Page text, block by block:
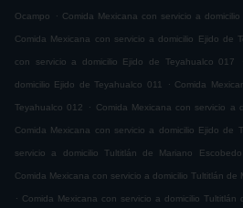
Ocampo . Comida Mexicana con servicio a
Comida Mexicana con servicio a domicilio Ejido de
con servicio a domicilio Ejido de Teyahualco 017
domicilio Ejido de Teyahualco 011 . Comida
Teyahualco 012 . Comida Mexicana con servicio a
Comida Mexicana con servicio a domicilio Ejido de
servicio a domicilio Tultitlán de Mariano
Comida Mexicana con servicio a domicilio Tultitlán de
. Comida Mexicana con servicio a domicilio